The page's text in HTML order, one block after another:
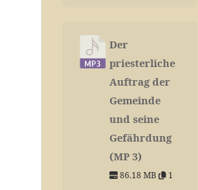
Der
priesterliche
Auftrag der
Gemeinde
und seine
Gefährdung
(MP 3)
86.18 MB
1